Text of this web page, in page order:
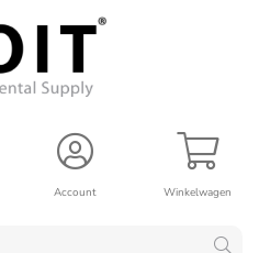
Winkelwagen
Account